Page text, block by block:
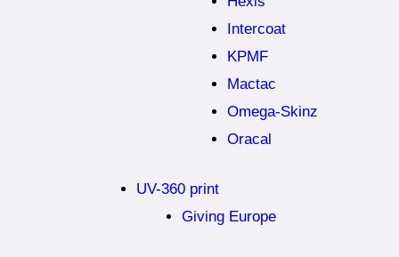
Intercoat
KPMF
Mactac
Omega-Skinz
Oracal
UV-360 print
Giving Europe